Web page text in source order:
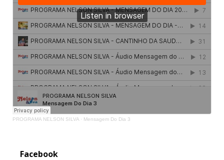
PROGRAMA NELSON SILVA · Mensagem Do Dia 3
Facebook